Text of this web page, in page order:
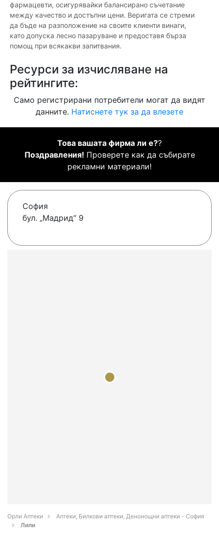
фармацевти, осигурявайки балансирано съчетание
между качество и достъпни цени. Веригата се стреми
да бъде на разположение на своите клиенти винаги,
като допуска лесно пазаруване и предоставя бърза
помощ при всякакви запитвания.
Ресурси за изчисляване на
рейтингите:
Само регистрирани потребители могат да видят
данните. Натиснете тук за да влезете
Това вашата фирма ли е??
Поздравления! Проверете как да събирате
рекламни материали!
София
бул. „Мадрид“ 9
Орли Аптеки
Аптеки, Билкови аптеки, Денонощни аптеки - София
Лили